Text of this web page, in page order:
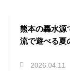
熊本の轟水源
流で遊べる夏
2026.04.11